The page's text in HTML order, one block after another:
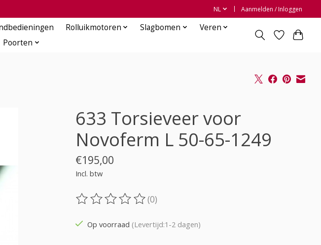
NL Aanmelden / Inloggen
Rolluikmotoren Slagbomen
Veren
Poorten
633 Torsieveer voor
Novoferm L 50-65-1249
€195,00
Incl. btw
De beoordeling van dit product is
(0)
Op voorraad (Levertijd:1-2 dagen)